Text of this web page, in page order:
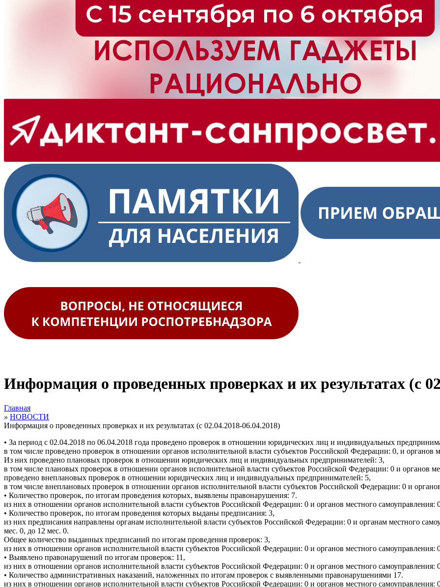
Информация о проведенных проверках и их результатах (с
Главная
» НОВОСТИ
Информация о проведенных проверках и их результатах (с 02.04.2018-06.04.2018)
• За период с 02.04.2018 по 06.04.2018 года проведено проверок в отношении юридических лиц и индивидуальных
в том числе проведено проверок в отношении органов исполнительной власти субъектов Российской Федерации: 0, и органов
Из них проведено плановых проверок в отношении юридических лиц и индивидуальных предпринимателей: 3,
в том числе плановых проверок в отношении органов исполнительной власти субъектов Российской Федерации: 0 и органов
проведено внеплановых проверок в отношении юридических лиц и индивидуальных предпринимателей: 5,
в том числе внеплановых проверок в отношении органов исполнительной власти субъектов Российской Федерации: 0 и
• Количество проверок, по итогам проведения которых, выявлены правонарушения: 7.
из них в отношении органов исполнительной власти субъектов Российской Федерации: 0 и органов местного самоуправления:
• Количество проверок, по итогам проведения которых выданы предписания: 3,
из них предписания направлены органам исполнительной власти субъектов Российской Федерации: 0 и органам местного
мес. 0, до 12 мес. 0.
Общее количество выданных предписаний по итогам проведения проверок: 3,
из них в отношении органов исполнительной власти субъектов Российской Федерации: 0 и органов местного самоуправления:
• Выявлено правонарушений по итогам проверок: 11,
из них в отношении органов исполнительной власти субъектов Российской Федерации: 0 и органов местного самоуправления:
• Количество административных наказаний, наложенных по итогам проверок с выявленными правонарушениями 17.
из них в отношении органов исполнительной власти субъектов Российской Федерации: 0 и органов местного самоуправления: